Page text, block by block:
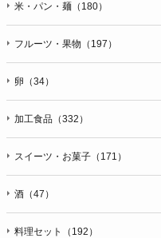
米・パン・麺（180）
フルーツ・果物（197）
卵（34）
加工食品（332）
スイーツ・お菓子（171）
酒（47）
料理セット（192）